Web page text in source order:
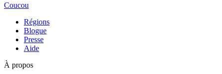
Coucou
Régions
Blogue
Presse
Aide
À propos